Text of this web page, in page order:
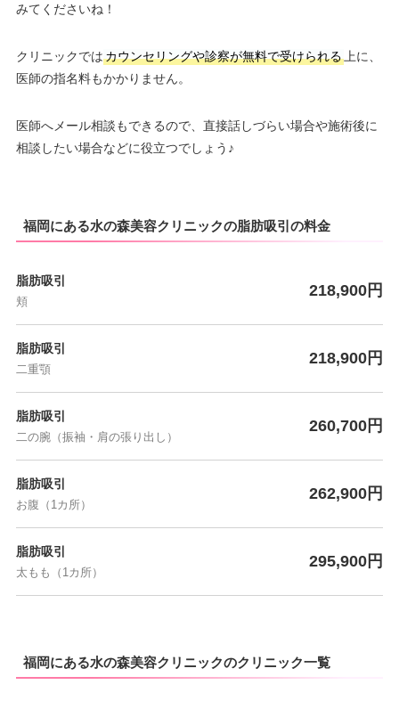
みてくださいね！
クリニックではカウンセリングや診察が無料で受けられる上に、
医師の指名料もかかりません。
医師へメール相談もできるので、直接話しづらい場合や施術後に
相談したい場合などに役立つでしょう♪
福岡にある水の森美容クリニックの脂肪吸引の料金
脂肪吸引
頬
218,900円
脂肪吸引
二重顎
218,900円
脂肪吸引
二の腕（振袖・肩の張り出し）
260,700円
脂肪吸引
お腹（1カ所）
262,900円
脂肪吸引
太もも（1カ所）
295,900円
福岡にある水の森美容クリニックのクリニック一覧